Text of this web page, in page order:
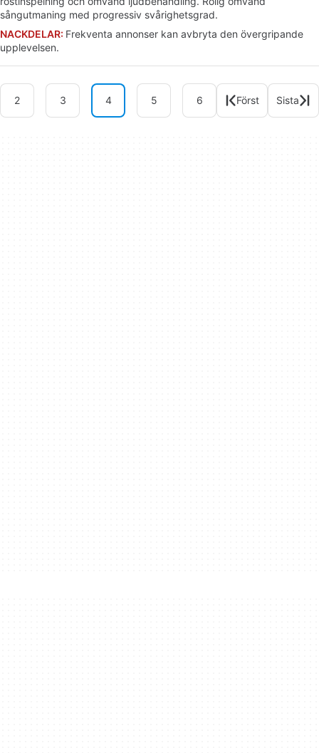
sångutmaning med progressiv svårighetsgrad.
NACKDELAR: Frekventa annonser kan avbryta den övergripande
upplevelsen.
2 3 4 5 6 Först Sista